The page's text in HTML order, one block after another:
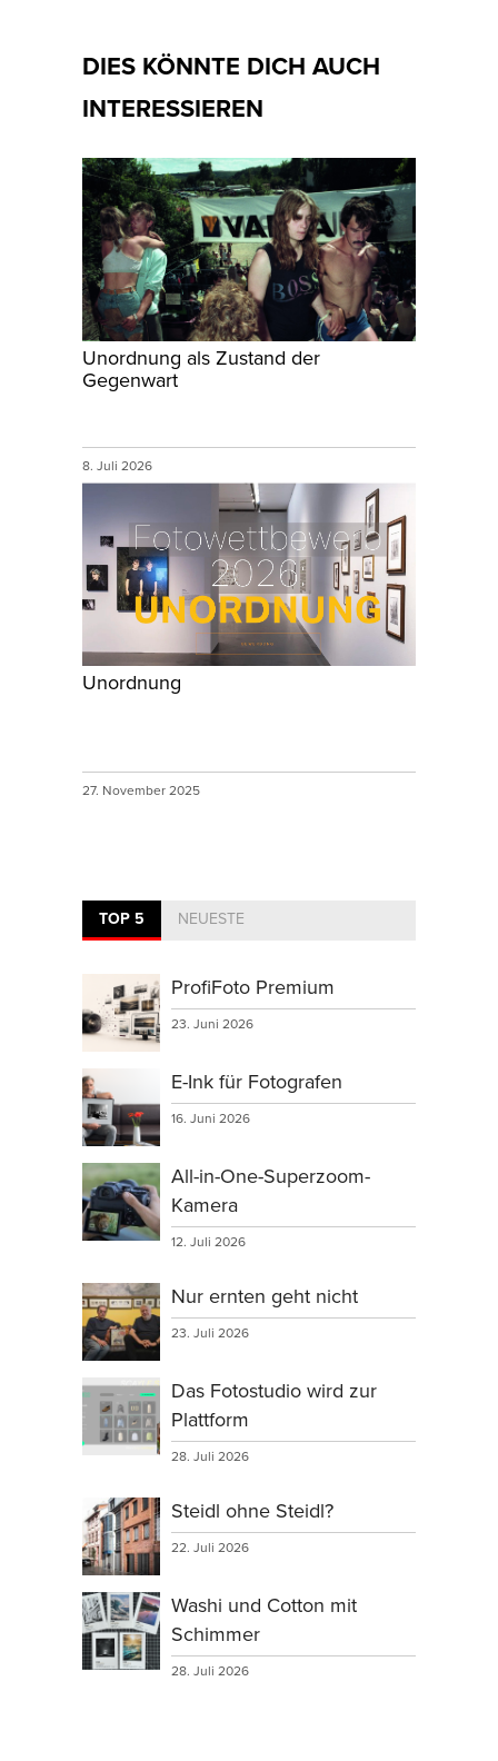
DIES KÖNNTE DICH AUCH
INTERESSIEREN
Unordnung als Zustand der
Gegenwart
8. Juli 2026
Unordnung
27. November 2025
TOP 5 NEUESTE
ProfiFoto Premium
23. Juni 2026
E-Ink für Fotografen
16. Juni 2026
All-in-One-Superzoom-
Kamera
12. Juli 2026
Nur ernten geht nicht
23. Juli 2026
Das Fotostudio wird zur
Plattform
28. Juli 2026
Steidl ohne Steidl?
22. Juli 2026
Washi und Cotton mit
Schimmer
28. Juli 2026